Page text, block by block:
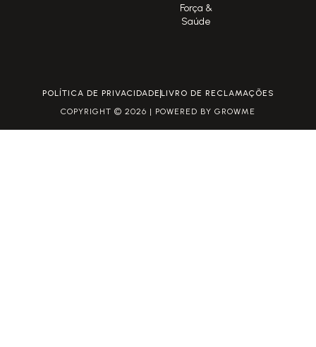
Força &
Saúde
POLÍTICA DE PRIVACIDADE LIVRO DE RECLAMAÇÕES
COPYRIGHT © 2026 | POWERED BY GROWME